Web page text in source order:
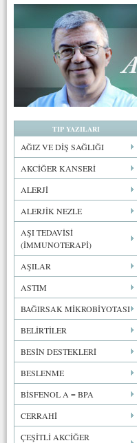
TIP YAZILARI
AĞIZ VE DİŞ SAĞLIĞI
AKCİĞER KANSERİ
ALERJİ
ALERJİK NEZLE
AŞI TEDAVİSİ
(İMMUNOTERAPİ)
AŞILAR
ASTIM
BAĞIRSAK MİKROBİYOTASI
BELİRTİLER
BESİN DESTEKLERİ
BESLENME
BİSFENOL A = BPA
CERRAHİ
ÇEŞİTLİ AKCİĞER